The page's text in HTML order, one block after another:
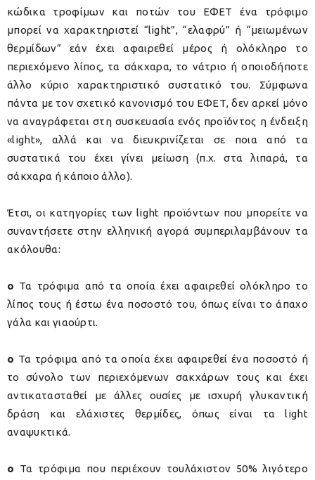
κώδικα τροφίμων και ποτών του ΕΦΕΤ ένα τρόφιμο
μπορεί να χαρακτηριστεί “light”, “ελαφρύ” ή “μειωμένων
θερμίδων” εάν έχει αφαιρεθεί μέρος ή ολόκληρο το
περιεχόμενο λίπος, τα σάκχαρα, το νάτριο ή οποιοδήποτε
άλλο κύριο χαρακτηριστικό συστατικό του. Σύμφωνα
πάντα με τον σχετικό κανονισμό του ΕΦΕΤ, δεν αρκεί μόνο
να αναγράφεται στη συσκευασία ενός προϊόντος η ένδειξη
«light», αλλά και να διευκρινίζεται σε ποια από τα
συστατικά του έχει γίνει μείωση (π.χ. στα λιπαρά, τα
σάκχαρα ή κάποιο άλλο).
Έτσι, οι κατηγορίες των light προϊόντων που μπορείτε να
συναντήσετε στην ελληνική αγορά συμπεριλαμβάνουν τα
ακόλουθα:
o Τα τρόφιμα από τα οποία έχει αφαιρεθεί ολόκληρο το
λίπος τους ή έστω ένα ποσοστό του, όπως είναι το άπαχο
γάλα και γιαούρτι.
o Τα τρόφιμα από τα οποία έχει αφαιρεθεί ένα ποσοστό ή
το σύνολο των περιεχόμενων σακχάρων τους και έχει
αντικατασταθεί με άλλες ουσίες με ισχυρή γλυκαντική
δράση και ελάχιστες θερμίδες, όπως είναι τα light
αναψυκτικά.
o Τα τρόφιμα που περιέχουν τουλάχιστον 50% λιγότερο